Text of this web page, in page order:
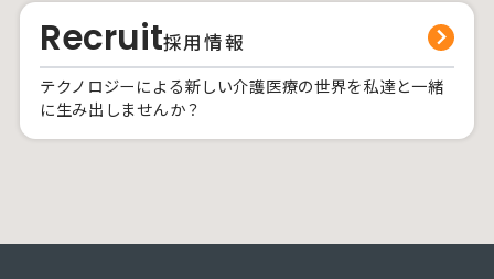
Recruit採用情報
テクノロジーによる新しい介護医療の世界を私達と一緒
に生み出しませんか？